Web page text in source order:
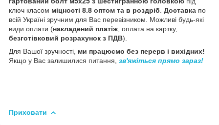
ключ класом міцності 8.8 оптом та в роздріб. Доставка по
всій Україні зручним для Вас перевізником. Можливі будь-які
види оплати (накладений платіж, оплата на картку,
безготівковий розрахунок з ПДВ).
Для Вашої зручності, ми працюємо без перерв і вихідних!
Якщо у Вас залишилися питання, зв'яжіться прямо зараз!
Приховати